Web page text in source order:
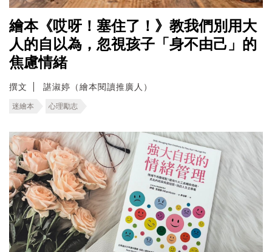
繪本《哎呀！塞住了！》教我們別用大
人的自以為，忽視孩子「身不由己」的
焦慮情緒
撰文 諶淑婷（繪本閱讀推廣人）
迷繪本 心理勵志